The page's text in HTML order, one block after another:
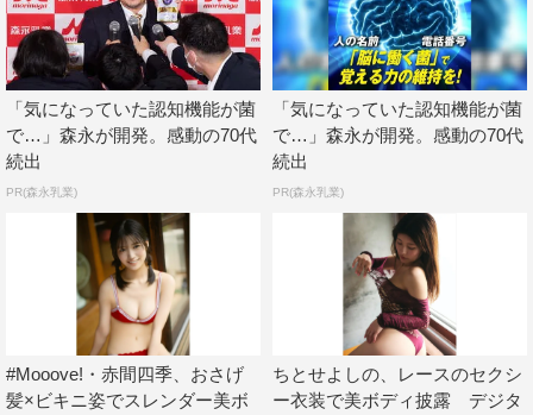
「気になっていた認知機能が菌
で…」森永が開発。感動の70代
続出
PR(森永乳業)
「気になっていた認知機能が菌
で…」森永が開発。感動の70代
続出
PR(森永乳業)
#Mooove!・赤間四季、おさげ
髪×ビキニ姿でスレンダー美ボ
ちとせよしの、レースのセクシ
ー衣装で美ボディ披露 デジタ